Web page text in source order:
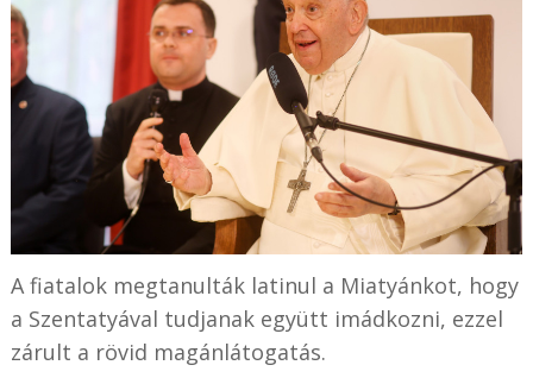
A fiatalok megtanulták latinul a Miatyánkot, hogy
a Szentatyával tudjanak együtt imádkozni, ezzel
zárult a rövid magánlátogatás.